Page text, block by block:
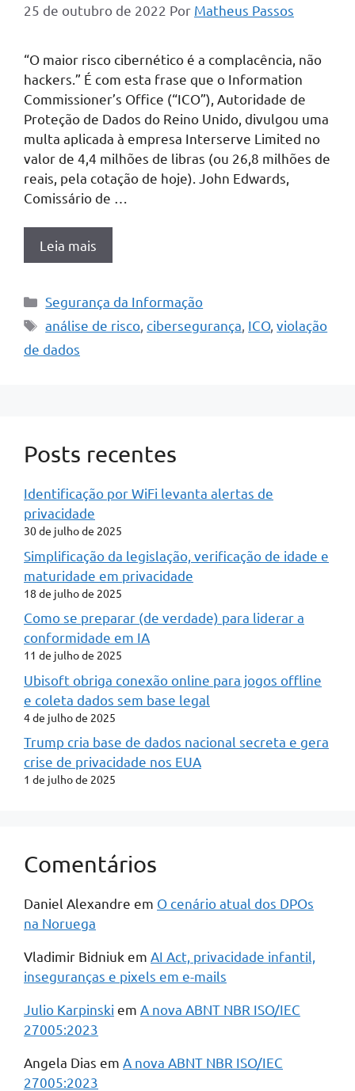
25 de outubro de 2022 Por Matheus Passos
“O maior risco cibernético é a complacência, não
hackers.” É com esta frase que o Information
Commissioner’s Office (“ICO”), Autoridade de
Proteção de Dados do Reino Unido, divulgou uma
multa aplicada à empresa Interserve Limited no
valor de 4,4 milhões de libras (ou 26,8 milhões de
reais, pela cotação de hoje). John Edwards,
Comissário de …
Leia mais
Categorias
Segurança da Informação
Tags
análise de risco ,cibersegurança ICO,violação
de dados
Posts recentes
Identificação por WiFi levanta alertas de
privacidade
30 de julho de 2025
Simplificação da legislação, verificação de idade e
maturidade em privacidade
18 de julho de 2025
Como se preparar (de verdade) para liderar a
conformidade em IA
11 de julho de 2025
Ubisoft obriga conexão online para jogos offline
e coleta dados sem base legal
4 de julho de 2025
Trump cria base de dados nacional secreta e gera
crise de privacidade nos EUA
1 de julho de 2025
Comentários
Daniel Alexandre em O cenário atual dos DPOs
na Noruega
Vladimir Bidniuk em AI Act, privacidade infantil,
inseguranças e pixels em e-mails
Julio Karpinski em A nova ABNT NBR ISO/IEC
27005:2023
Angela Dias em A nova ABNT NBR ISO/IEC
27005:2023